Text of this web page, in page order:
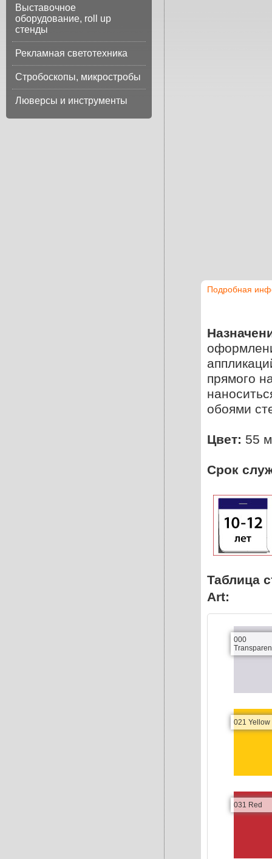
Выставочное
оборудование, roll up
стенды
Рекламная светотехника
Стробоскопы, микростробы
Люверсы и инструменты
прямого
обоями
Цвет: 55
Срок
Таблица
Art:
000
021 Yellow
031 Red
Подробная